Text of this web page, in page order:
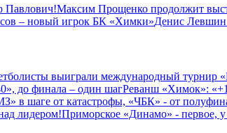
Павлович!Максим Прощенко продолжит
– новый игрок БК «Химки»Денис Левшин
выиграли международный турнир
до финала – один шагРеванш «Химок»:
в шаге от катастрофы, «ЧБК» - от
лидером!Приморское «Динамо» - первое,